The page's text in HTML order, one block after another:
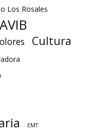
Los Rosales
Cultura
EMT